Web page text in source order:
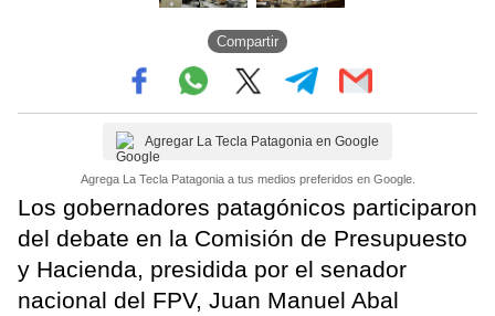
Compartir
Agregar La Tecla Patagonia en Google
Agrega La Tecla Patagonia a tus medios preferidos en Google.
Los gobernadores patagónicos participaron
del debate en la Comisión de Presupuesto
y Hacienda, presidida por el senador
nacional del FPV, Juan Manuel Abal